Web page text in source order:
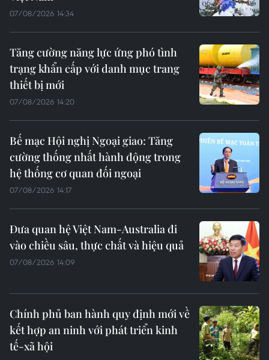
07/08/2026 14:34
Tăng cường năng lực ứng phó tình
trạng khẩn cấp với danh mục trang
thiết bị mới
07/08/2026 14:20
Bế mạc Hội nghị Ngoại giao: Tăng
cường thống nhất hành động trong
hệ thống cơ quan đối ngoại
07/08/2026 14:17
Đưa quan hệ Việt Nam-Australia đi
vào chiều sâu, thực chất và hiệu quả
07/08/2026 14:09
Chính phủ ban hành quy định mới về
kết hợp an ninh với phát triển kinh
tế-xã hội